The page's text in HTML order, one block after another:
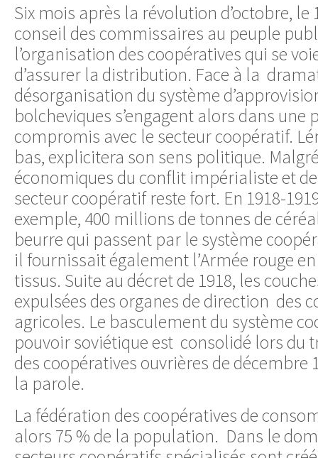
Six mois après la révolution d’octobre, le
conseil des commissaires au peuple
l’organisation des coopératives qui se
d’assurer la distribution. Face à la
désorganisation du système
bolcheviques s’engagent alors dans une
compromis avec le secteur coopératif.
bas, explicitera son sens politique.
économiques du conflit impérialiste et
secteur coopératif reste fort. En 1918-
exemple, 400 millions de tonnes de
beurre qui passent par le système
il fournissait également l’Armée rouge
tissus. Suite au décret de 1918, les
expulsées des organes de direction des
agricoles. Le basculement du système
pouvoir soviétique est consolidé lors du
des coopératives ouvrières de décembre
la parole.
La fédération des coopératives de
alors 75 % de la population. Dans le